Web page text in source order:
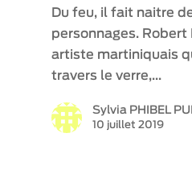
Du feu, il fait naitre
personnages. Robert
artiste martiniquais
travers le verre,…
Sylvia PHIBEL
10 juillet 2019